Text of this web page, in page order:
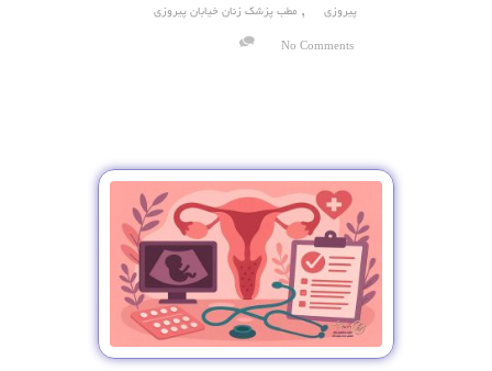
پیروزی , مطب پزشک زنان خیابان پیروزی
No Comments